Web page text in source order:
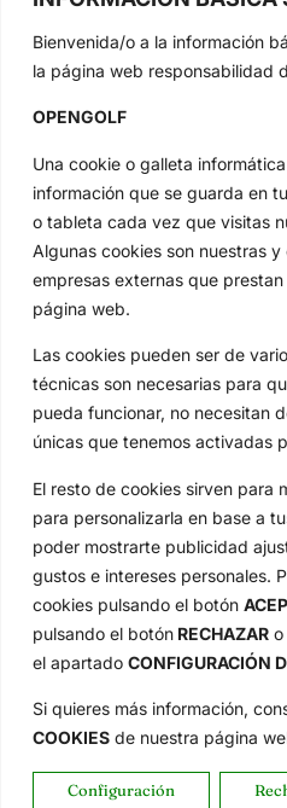
Bienvenida/o a la información
la página web responsabilidad
OPENGOLF
Una cookie o galleta
información que se guarda en
o tableta cada vez que visitas
Algunas cookies son nuestras
empresas externas que
página web.
Las cookies pueden ser de
técnicas son necesarias para
pueda funcionar, no necesitan
únicas que tenemos activadas
El resto de cookies sirven para
para personalizarla en base a
poder mostrarte publicidad
gustos e intereses personales.
cookies pulsando el botón
pulsando el botón RECHAZAR o
el apartado CONFIGURACIÓN
Si quieres más información,
COOKIES de nuestra página
Configuración
Jon Rahm, LIV Golf, PGA Tour,
Categorias
Actualidad
Amateurs
Circuitos
Especiales
Compañía
Política de Privacidad
Política de Cookies
Publicidad
Copyright © 2025 OpenGolf